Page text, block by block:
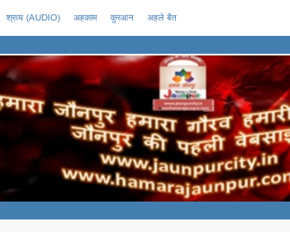
श्रव्य (AUDIO) अहकाम कुरआन अहले बैत